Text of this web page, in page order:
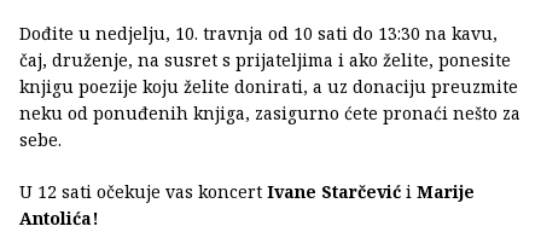
Dođite u nedjelju, 10. travnja od 10 sati do 13:30 na kavu,
čaj, druženje, na susret s prijateljima i ako želite, ponesite
knjigu poezije koju želite donirati, a uz donaciju preuzmite
neku od ponuđenih knjiga, zasigurno ćete pronaći nešto za
sebe.
U 12 sati očekuje vas koncert Ivane Starčević i Marije
Antolića!